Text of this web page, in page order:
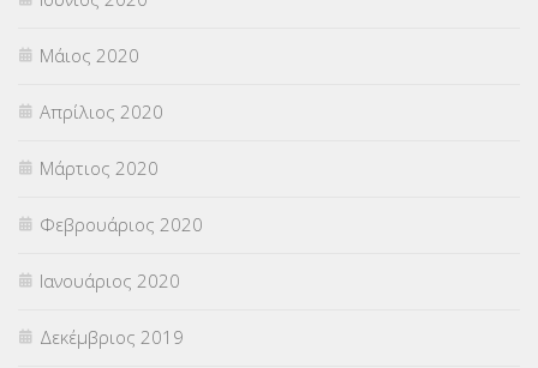
Μάιος 2020
Απρίλιος 2020
Μάρτιος 2020
Φεβρουάριος 2020
Ιανουάριος 2020
Δεκέμβριος 2019